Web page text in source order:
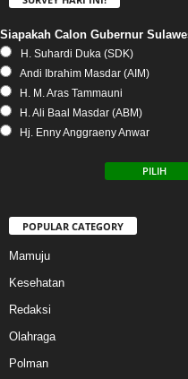
Siapakah Calon Gubernur
H. Suhardi Duka (SDK)
Andi Ibrahim Masdar (AIM)
H. M. Aras Tammauni
H. Ali Baal Masdar (ABM)
Hj. Enny Anggraeny Anwar
POPULAR CATEGORY
Mamuju
Kesehatan
Redaksi
Olahraga
Polman